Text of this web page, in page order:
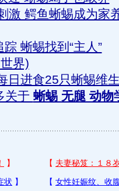
激 鳄鱼蜥蜴成为家
蜥蜴找到“主人”
界)
日进食25只蜥蜴维
关于 蜥蜴 无腿 动物